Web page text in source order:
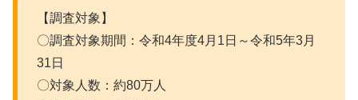
【調査対象】
〇調査対象期間：令和4年度4月1日～令和5年3月
31日
〇対象人数：約80万人